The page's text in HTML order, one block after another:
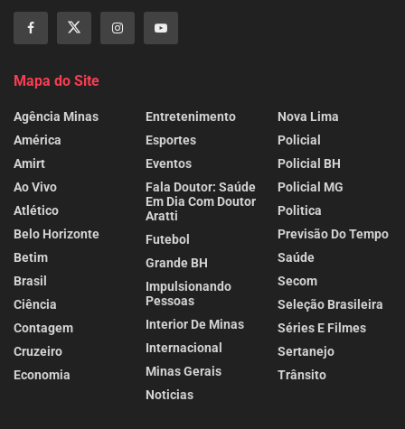
Mapa do Site
Agência Minas
América
Amirt
Ao Vivo
Atlético
Belo Horizonte
Betim
Brasil
Ciência
Contagem
Cruzeiro
Economia
Entretenimento
Esportes
Eventos
Fala Doutor: Saúde
Em Dia Com Doutor
Aratti
Futebol
Grande BH
Impulsionando
Pessoas
Interior De Minas
Internacional
Minas Gerais
Noticias
Nova Lima
Policial
Policial BH
Policial MG
Politica
Previsão Do Tempo
Saúde
Secom
Seleção Brasileira
Séries E Filmes
Sertanejo
Trânsito